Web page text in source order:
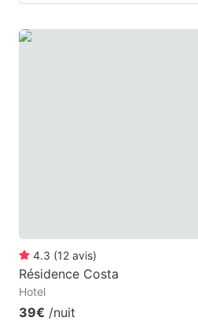
4.3 (12 avis)
Résidence Costa
Hotel
39€ /nuit